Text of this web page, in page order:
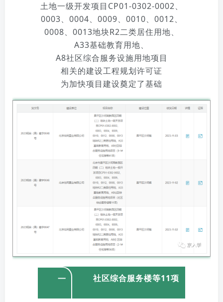
土地一级开发项目CP01-0302-0002、
0003、0004、0009、0010、0012、
0008、0013地块R2二类居住用地、
A33基础教育用地、
A8社区综合服务设施用地项目
相关的建设工程规划许可证
为加快项目建设奠定了基础
一 社区综合服务楼等11项